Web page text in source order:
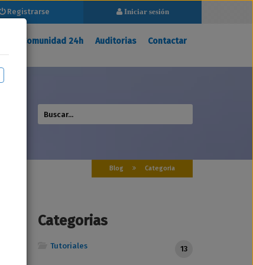
Iniciar sesión
Iniciar sesión
Registrarse
Registrarse
Mi Comunidad 24h Auditorias Contactar
Blog Categoria
Categorias
Tutoriales 13